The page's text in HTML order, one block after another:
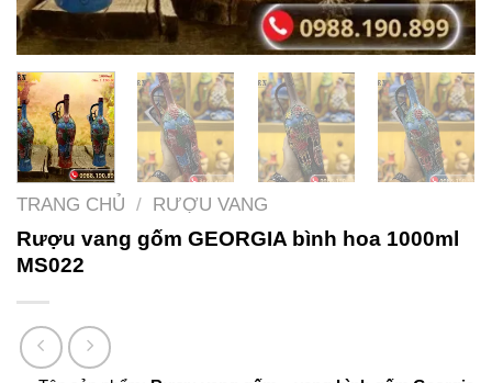
TRANG CHỦ / RƯỢU VANG
Rượu vang gốm GEORGIA bình hoa 1000ml
MS022